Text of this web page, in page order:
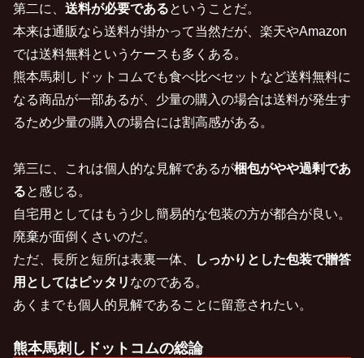
第二に、 送料が必要であるということだ。
本来は通販なら送料が掛かって当然だが、楽天やAmazon
では送料無料というケースも多くある。
熊本馬刺しドットコムでも食べ比べセットなど送料無料に
なる商品が一部あるが、少量の購入の場合は送料が発生す
るため少量の購入の場合には割高感がある。
第三に、これは個人的な見解であるが梱包がやや過剰であ
ると感じる。
自宅用としてはもう少し簡易的な包装の方が都合が良い。
廃棄が面倒くさいのだ。
ただ、長所と短所は表裏一体、
しっかりとした包装で贈答
用としてはピッタリ なのである。
あくまでも個人的見解であることに留意されたい。
熊本馬刺しドットコムの総論